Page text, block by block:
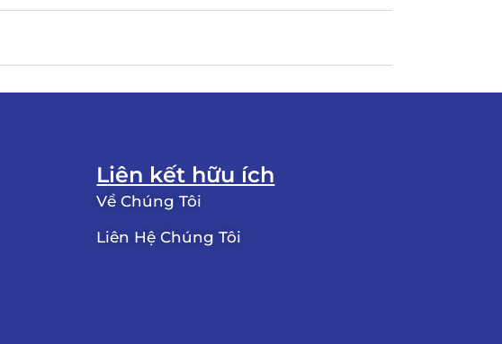
Liên kết hữu ích
Về Chúng Tôi
Liên Hệ Chúng Tôi